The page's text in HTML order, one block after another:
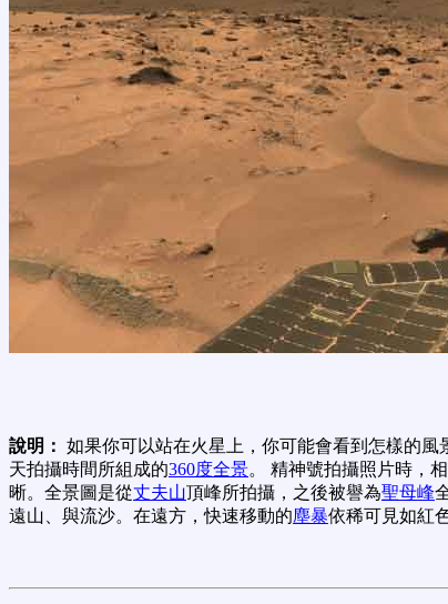
說明： 如果你可以站在火星上，你可能會看到怎樣的
天拍攝時間所組成的360度全景。 精神號拍攝照片時，
晰。全景圖是從丈夫山頂峰所拍攝，之後被譽為聖母峰
遠山、與流沙。在遠方，快速移動的塵暴依稀可見如紅